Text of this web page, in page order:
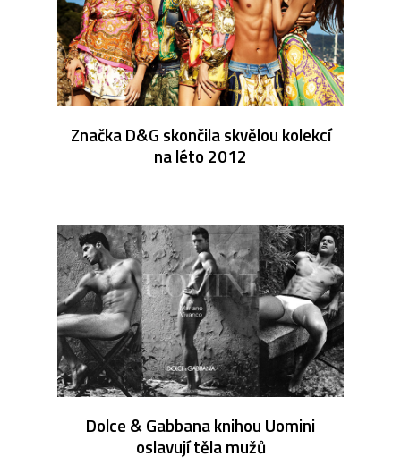
Značka D&G skončila skvělou kolekcí
na léto 2012
Dolce & Gabbana knihou Uomini
oslavují těla mužů